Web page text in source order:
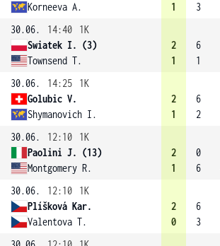
Korneeva A.
1
3
30.06.
14:40
1K
Swiatek I. (3)
Townsend T.
2
1
6
1
30.06.
14:25
1K
Golubic V.
Shymanovich I.
2
1
6
2
30.06.
12:10
1K
Paolini J. (13)
Montgomery R.
2
1
0
6
30.06.
12:10
1K
Plíšková Kar.
Valentova T.
2
0
6
3